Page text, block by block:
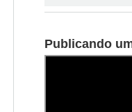
Publicando